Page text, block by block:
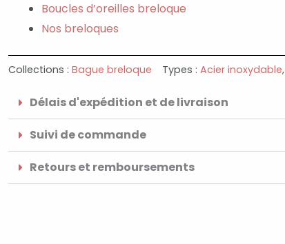
Boucles d’oreilles breloque
Nos breloques
Collections : Bague breloque Types : Acier inoxydable,
Délais d'expédition et de livraison
Suivi de commande
Retours et remboursements